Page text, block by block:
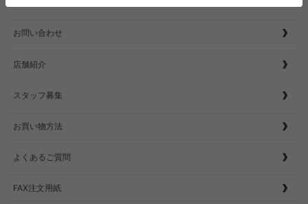
お問い合わせ
店舗紹介
スタッフ募集
お買い物方法
よくあるご質問
FAX注文用紙